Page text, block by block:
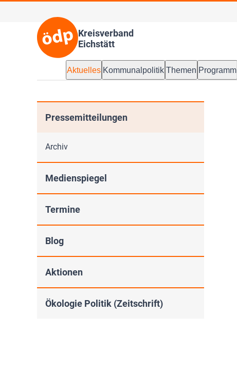
Kreisverband
Eichstätt
Aktuelles Kommunalpolitik Themen Programm
Pressemitteilungen
Archiv
Medienspiegel
Termine
Blog
Aktionen
Ökologie Politik (Zeitschrift)